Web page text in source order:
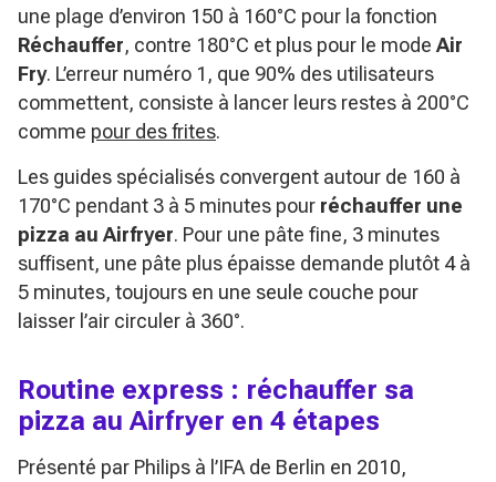
une plage d’environ 150 à 160°C pour la fonction
Réchauffer, contre 180°C et plus pour le mode Air
Fry. L’erreur numéro 1, que 90% des utilisateurs
commettent, consiste à lancer leurs restes à 200°C
comme pour des frites.
Les guides spécialisés convergent autour de 160 à
170°C pendant 3 à 5 minutes pour réchauffer une
pizza au Airfryer. Pour une pâte fine, 3 minutes
suffisent, une pâte plus épaisse demande plutôt 4 à
5 minutes, toujours en une seule couche pour
laisser l’air circuler à 360°.
Routine express : réchauffer sa
pizza au Airfryer en 4 étapes
Présenté par Philips à l’IFA de Berlin en 2010,